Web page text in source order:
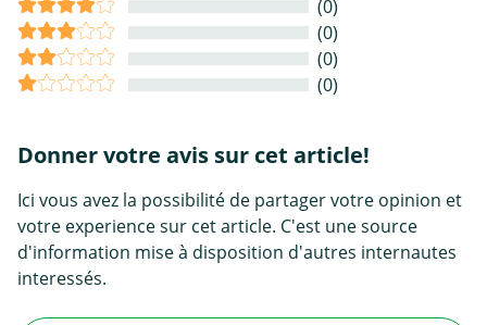
(0)
(0)
(0)
(0)
Donner votre avis sur cet article!
Ici vous avez la possibilité de partager votre opinion et
votre experience sur cet article. C'est une source
d'information mise à disposition d'autres internautes
interessés.